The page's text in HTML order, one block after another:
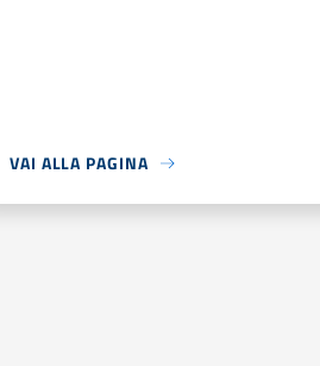
VAI ALLA PAGINA